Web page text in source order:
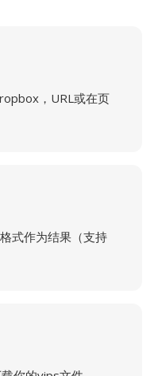
，URL或在页
式作为结果（支持